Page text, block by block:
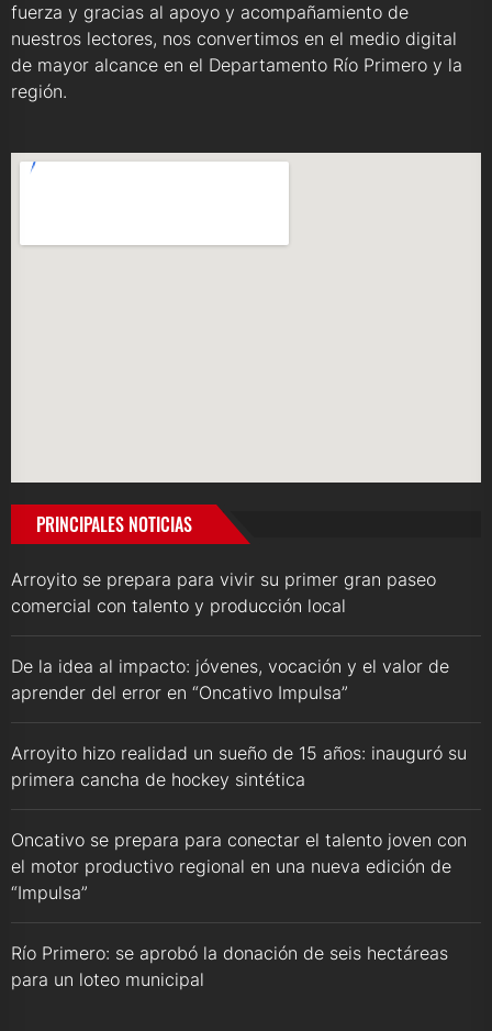
fuerza y gracias al apoyo y acompañamiento de
nuestros lectores, nos convertimos en el medio digital
de mayor alcance en el Departamento Río Primero y la
región.
PRINCIPALES NOTICIAS
Arroyito se prepara para vivir su primer gran paseo
comercial con talento y producción local
De la idea al impacto: jóvenes, vocación y el valor de
aprender del error en “Oncativo Impulsa”
Arroyito hizo realidad un sueño de 15 años: inauguró su
primera cancha de hockey sintética
Oncativo se prepara para conectar el talento joven con
el motor productivo regional en una nueva edición de
“Impulsa”
Río Primero: se aprobó la donación de seis hectáreas
para un loteo municipal